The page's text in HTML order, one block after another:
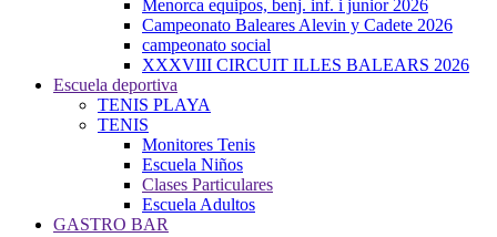
Menorca equipos, benj. inf. i junior 2026
Campeonato Baleares Alevin y Cadete 2026
campeonato social
XXXVIII CIRCUIT ILLES BALEARS 2026
Escuela deportiva
TENIS PLAYA
TENIS
Monitores Tenis
Escuela Niños
Clases Particulares
Escuela Adultos
GASTRO BAR